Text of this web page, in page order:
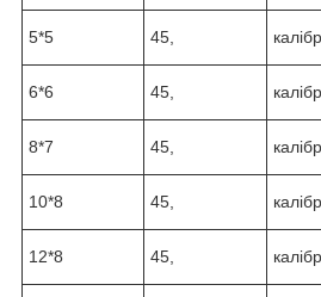
5*5 45, калібр
6*6 45, калібр
8*7 45, калібр
10*8 45, калібр
12*8 45, калібр